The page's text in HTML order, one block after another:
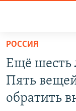
Вернуться
основному
содержанию
ВернутсяКЫРГЫЗСТАН
НОВОСТИ
ВОЙНА В
РОССИЯ
Ещё шесть
Пять
обратить